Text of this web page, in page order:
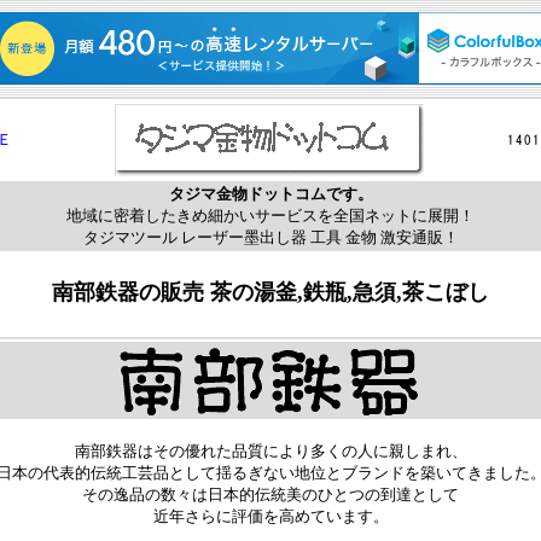
タジマ金物ドットコムです。
地域に密着したきめ細かいサービスを全国ネットに展開！
タジマツール レーザー墨出し器 工具 金物 激安通販！
南部鉄器の販売 茶の湯釜,鉄瓶,急須,茶こぼし
南部鉄器はその優れた品質により多くの人に親しまれ、
日本の代表的伝統工芸品として揺るぎない地位とブランドを築いてきました
その逸品の数々は日本的伝統美のひとつの到達として
近年さらに評価を高めています。